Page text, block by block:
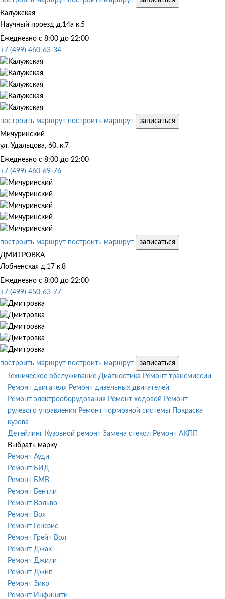
Калужская
Научный проезд д.14а к.5
Ежедневно с 8:00 до 22:00
+7 (499) 460-63-34
построить маршрут построить маршрут
записаться
Мичуринский
ул. Удальцова, 60, к.7
Ежедневно с 8:00 до 22:00
+7 (499) 460-69-76
построить маршрут построить маршрут
записаться
ДМИТРОВКА
Лобненская д.17 к.8
Ежедневно с 8:00 до 22:00
+7 (499) 450-63-77
построить маршрут построить маршрут
записаться
Техническое обслуживание Диагностика Ремонт трансмиссии
Ремонт двигателя Ремонт дизельных двигателей
Ремонт электрооборудования Ремонт ходовой Ремонт
рулевого управления Ремонт тормозной системы
Покраска
кузова
Детейлинг Кузовной ремонт Замена стекол Ремонт АКПП
Выбрать марку
Ремонт Ауди
Ремонт БИД
Ремонт БМВ
Ремонт Бентли
Ремонт Вольво
Ремонт Воя
Ремонт Генезис
Ремонт Грейт Вол
Ремонт Джак
Ремонт Джили
Ремонт Джип
Ремонт Зикр
Ремонт Инфинити